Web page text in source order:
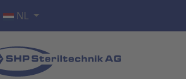
Selecteer de taal
NL